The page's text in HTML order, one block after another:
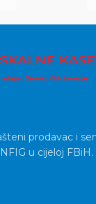
prodavac i
u cijeloj FBiH.